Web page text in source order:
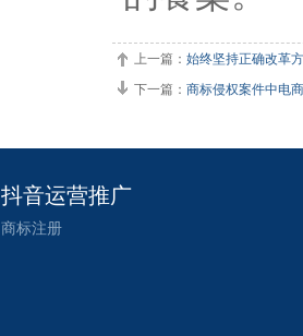
上一篇： 始终坚持正确改革
下一篇： 商标侵权案件中电
抖音运营推广
商标注册